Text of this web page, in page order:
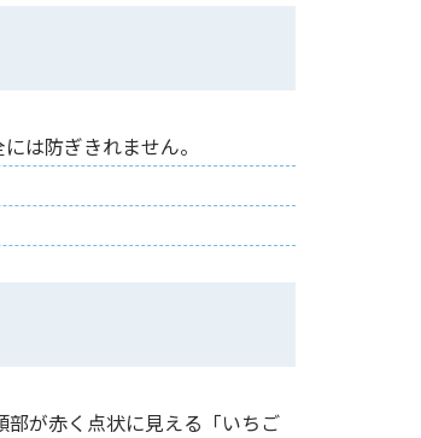
は防ぎきれません。
が赤く点状に見える「いちご